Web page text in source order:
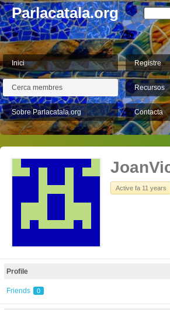
Parlacatala.org
Inici Registre
Cerca membres Recursos
Sobre Parlacatala.org Contacta
Active fa 11 years
Profile
Friends 0